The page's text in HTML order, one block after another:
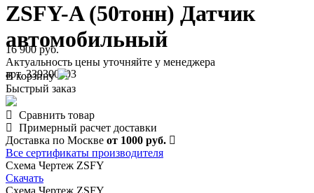
ZSFY-A (50тонн) Датчик
автомобильный
арт. 339300003
16 900 руб.
Актуальность цены уточняйте у менеджера
В корзину
Быстрый заказ
Сравнить товар
Примерный расчет доставки
Доставка по Москве от 1000 руб.
Все сертификаты производителя
Схема Чертеж ZSFY
Скачать
Схема Чертеж ZSFY